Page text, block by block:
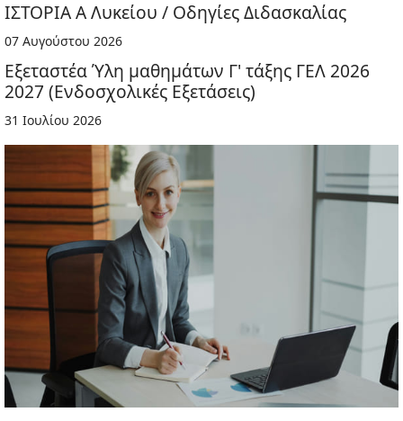
ΙΣΤΟΡΙΑ Α Λυκείου / Οδηγίες Διδασκαλίας
07 Αυγούστου 2026
Εξεταστέα Ύλη μαθημάτων Γ' τάξης ΓΕΛ 2026
2027 (Ενδοσχολικές Εξετάσεις)
31 Ιουλίου 2026